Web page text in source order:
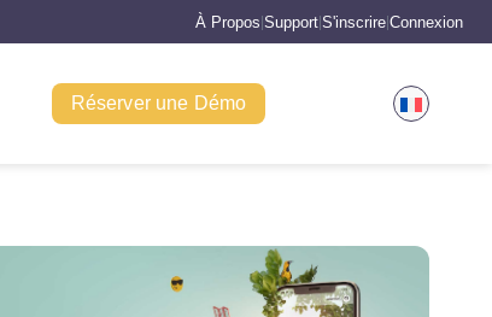
À Propos Support S'inscrire Connexion
Réserver une Démo